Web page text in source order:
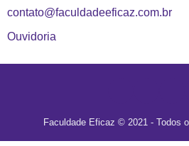
contato@faculdadeeficaz.com.br
Ouvidoria
Faculdade Eficaz © 2021 - Todos